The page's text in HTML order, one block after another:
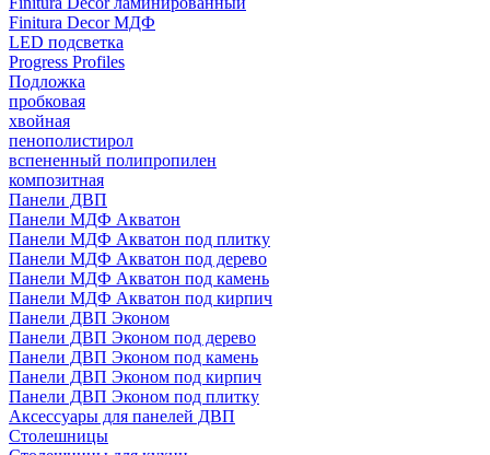
Finitura Decor МДФ
LED подсветка
Progress Profiles
Подложка
пробковая
хвойная
пенополистирол
вспененный полипропилен
композитная
Панели ДВП
Панели МДФ Акватон
Панели МДФ Акватон под плитку
Панели МДФ Акватон под дерево
Панели МДФ Акватон под камень
Панели МДФ Акватон под кирпич
Панели ДВП Эконом
Панели ДВП Эконом под дерево
Панели ДВП Эконом под камень
Панели ДВП Эконом под кирпич
Панели ДВП Эконом под плитку
Аксессуары для панелей ДВП
Столешницы